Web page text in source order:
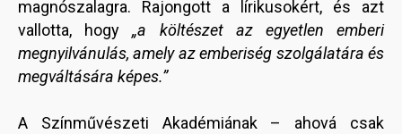
magnószalagra. Rajongott a lírikusokért, és azt
vallotta, hogy„a költészet az egyetlen emberi
megnyilvánulás, amely az emberiség szolgálatára és
megváltására képes.”
A Színművészeti Akadémiának – ahová csak